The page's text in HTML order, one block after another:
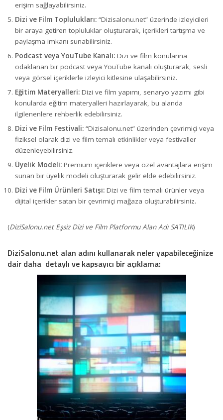
erişim sağlayabilirsiniz.
Dizi ve Film Toplulukları: “Dizisalonu.net” üzerinde izleyicileri
bir araya getiren topluluklar oluşturarak, içerikleri tartışma ve
paylaşma imkanı sunabilirsiniz.
Podcast veya YouTube Kanalı: Dizi ve film konularına
odaklanan bir podcast veya YouTube kanalı oluşturarak, sesli
veya görsel içeriklerle izleyici kitlesine ulaşabilirsiniz.
Eğitim Materyalleri: Dizi ve film yapımı, senaryo yazımı gibi
konularda eğitim materyalleri hazırlayarak, bu alanda
ilgilenenlere rehberlik edebilirsiniz.
Dizi ve Film Festivali: “Dizisalonu.net” üzerinden çevrimiçi veya
fiziksel olarak dizi ve film temalı etkinlikler veya festivaller
düzenleyebilirsiniz.
Üyelik Modeli: Premium içeriklere veya özel avantajlara erişim
sunan bir üyelik modeli oluşturarak gelir elde edebilirsiniz.
Dizi ve Film Ürünleri Satışı: Dizi ve film temalı ürünler veya
dijital içerikler satan bir çevrimiçi mağaza oluşturabilirsiniz.
(DiziSalonu.net Eşsiz Dizi ve Film Platformu Alan Adı SATILIK)
DiziSalonu.net alan adını kullanarak neler yapabileceğinize
dair daha detaylı ve kapsayıcı bir açıklama: